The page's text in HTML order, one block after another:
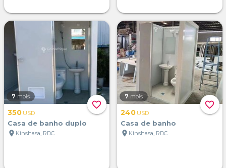
favorite_border
7 mois
350 USD
Casa de banho duplo
location_on Kinshasa, RDC
favorite_border
7 mois
240 USD
Casa de banho
location_on Kinshasa, RDC